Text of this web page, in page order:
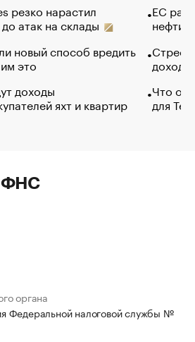
резко нарастил
атак на склады
новый способ вредить
это
доходы
яхт и квартир
ЕС
нефти
Что
для
ФНС
органа
Федеральной налоговой службы №